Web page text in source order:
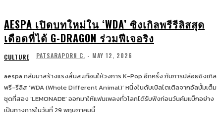
AESPA เปิดบทใหม่ใน ‘WDA’ ซิงเกิลพรีรีลิสสุด
เดือดที่ได้ G-DRAGON ร่วมฟีเจอริง
CULTURE PATSARAPORN C. - MAY 12, 2026
aespa กลับมาสร้างแรงสั่นสะเทือนให้วงการ K-Pop อีกครั้ง กับการปล่อยซิงเกิล
พรี-รีลิส ‘WDA (Whole Different Animal)’ หนึ่งในดับเบิลไตเติลจากอัลบั้มเต็ม
ชุดที่สอง ‘LEMONADE’ ออกมาให้แฟนเพลงทั่วโลกได้รับฟังก่อนวันคัมแบ็กอย่าง
เป็นทางการในวันที่ 29 พฤษภาคมนี้